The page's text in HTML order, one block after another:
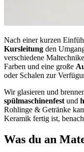
Nach einer kurzen
Kursleitung den
verschiedene
Farben und eine große
oder Schalen zur
Wir glasieren und
spülmaschinenfest und
Rohlinge & Getränke
Keramik fertig ist,
Was du an